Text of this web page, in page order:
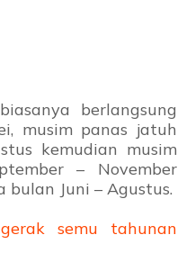
berlangsung
musim panas jatuh
kemudian musim
– November
Juni – Agustus.
gerak semu tahunan